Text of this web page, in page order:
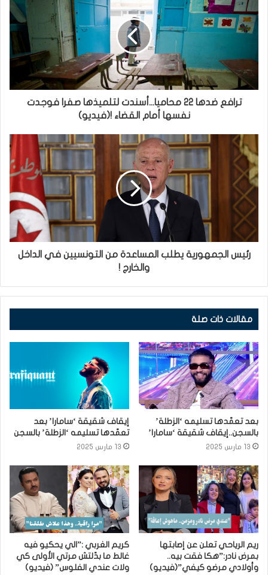
ترافع ضدها 22 محاميا...أسندت لتلميذها صفرا فوجدت
نفسها أمام القضاء !(فيديو)
رئيس الجمهورية يطلب المساعدة من التونسيين في الداخل
والخارج !
مقالات ذات صلة
بعد تعمّدها تسليمه ‘الزطلة’
بالسجن..إيقاف شقيقة ‘سامارا’
13 مارس 2025
إيقاف شقيقة ‘سامارا’ بعد
تعمّدها تسليمه ‘الزطلة’ بالسجن
13 مارس 2025
ريم الرياحي تعلن عن إصابتها
بمرض نادر:”هكا فقت بيه..
وأولادي مرضو كيفي”(فيديو)
كريم الغربي :”الي يحكيو فيه
غالط ما بدّلتش مرتي الأولى كي
ولات عندي الفلوس” (فيديو)